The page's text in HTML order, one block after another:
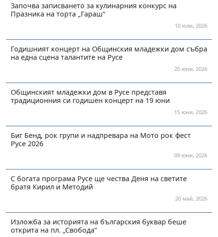
Започва записването за кулинарния конкурс на
Празника на торта „Гараш“
10 юли, 2026
Годишният концерт на Общинския младежки дом събра
на една сцена талантите на Русе
20 юни, 2026
Общинският младежки дом в Русе представя
традиционния си годишен концерт на 19 юни
15 юни, 2026
Биг Бенд, рок групи и надпревара на Мото рок фест
Русе 2026
09 юни, 2026
С богата програма Русе ще чества Деня на светите
братя Кирил и Методий
20 май, 2026
Изложба за историята на българския буквар беше
открита на пл. „Свобода“